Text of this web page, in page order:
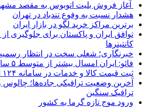
آغاز فروش بلیت اتوبوس به مقصد
هشدار نسبت به وفوع تندباد در تهران
برترین مراکز خرید لگو در بازار ایران
توافق ایران و پاکستان برای جلوگیری
کانتینرها
خبرنگاری؛ شغلی سخت در انتظار
فائو: ایران امسال بیشتر از متوسط ۵ ساله غله تولید می‌کند
ثبت قیمت کالا و خدمات در سامانه ۱۲۴ الزامی شد
آخرین وضعیت ترافیکی جاده‌ها؛ چالوس و
ترافیک سنگین
ورود موج تازه گرما به کشور